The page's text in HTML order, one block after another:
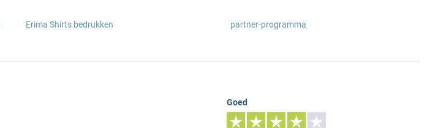
Erima Shirts bedrukken partner-programma
Goed